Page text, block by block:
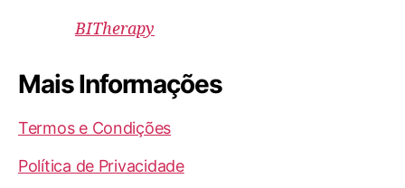
BITherapy
Mais Informações
Termos e Condições
Política de Privacidade